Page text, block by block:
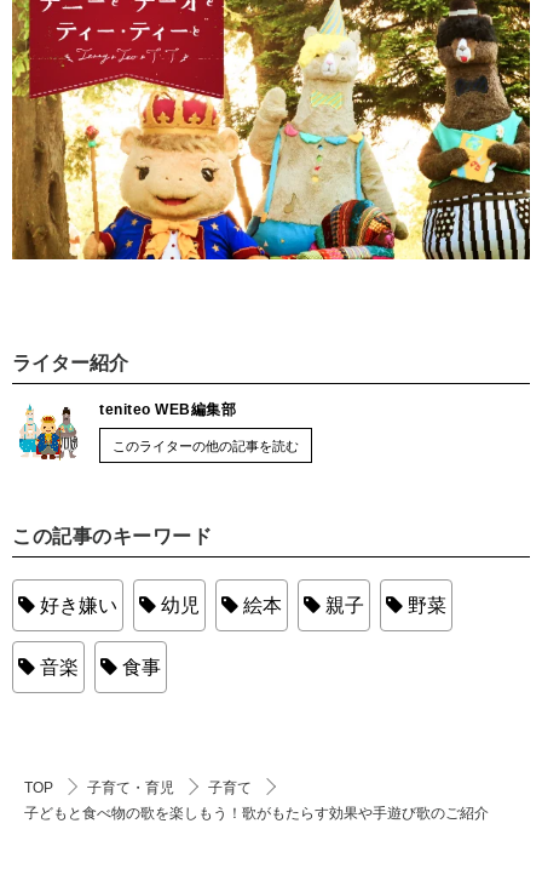
ライター紹介
teniteo WEB編集部
このライターの他の記事を読む
この記事のキーワード
好き嫌い 幼児 絵本 親子 野菜
音楽 食事
TOP 子育て・育児
子育て
子どもと食べ物の歌を楽しもう！歌がもたらす効果や手遊び歌のご紹介